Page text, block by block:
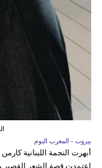
بيروت - المغرب اليوم
أبهرت النجمة اللبنانية
اعتمدت قصة الشعر القصير